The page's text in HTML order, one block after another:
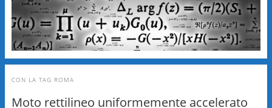
CON LA TAG ROMA
Moto rettilineo uniformemente accelerato